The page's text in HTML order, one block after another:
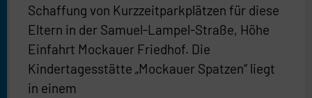
Schaffung von Kurzzeitparkplätzen für diese
Eltern in der Samuel-Lampel-Straße, Höhe
Einfahrt Mockauer Friedhof. Die
Kindertagesstätte „Mockauer Spatzen“ liegt
in einem